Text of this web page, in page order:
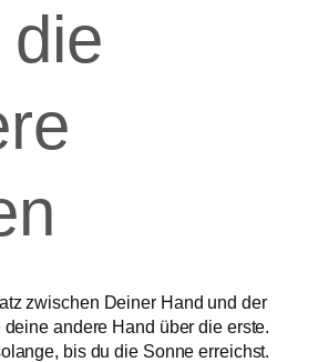
zwischen Deiner Hand und der
andere Hand über die erste.
bis du die Sonne erreichst.